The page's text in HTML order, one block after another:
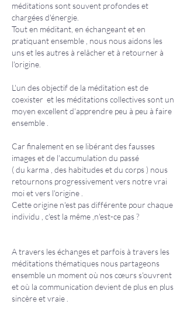
méditations sont souvent profondes et
chargées d'énergie.
Tout en méditant, en échangeant et en
pratiquant ensemble , nous nous aidons les
uns et les autres à relâcher et à retourner à
l'origine.
L'un des objectif de la méditation est de
coexister et les méditations collectives sont un
moyen excellent d'apprendre peu à peu à faire
ensemble .
Car finalement en se libérant des fausses
images et de l'accumulation du passé
( du karma , des habitudes et du corps ) nous
retournons progressivement vers notre vrai
moi et vers l'origine .
Cette origine n'est pas différente pour chaque
individu , c'est la même ,n'est-ce pas ?
A travers les échanges et parfois à travers les
méditations thématiques nous partageons
ensemble un moment où nos cœurs s'ouvrent
et où la communication devient de plus en plus
sincère et vraie .